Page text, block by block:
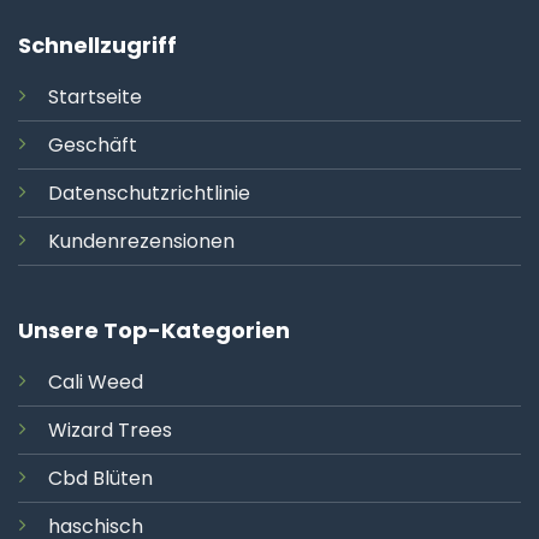
Schnellzugriff
Startseite
Geschäft
Datenschutzrichtlinie
Kundenrezensionen
Unsere Top-Kategorien
CaliWeed
Wizard Trees
Cbd Blüten
haschisch